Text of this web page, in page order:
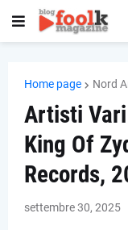
Home page Nord
Artisti Vari
King Of
Records,
settembre 30, 2025